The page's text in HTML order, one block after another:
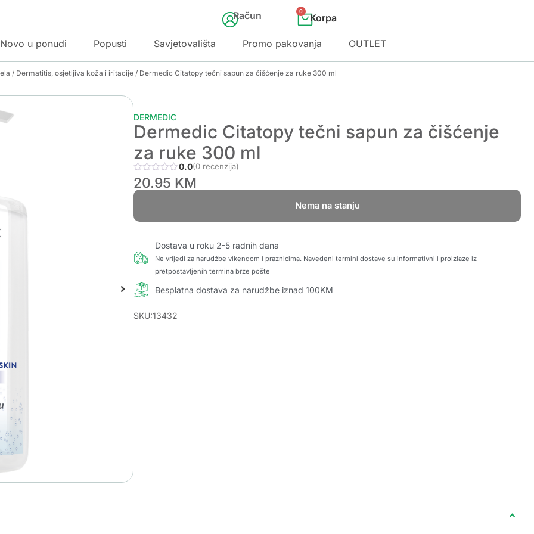
Račun 0
Novo u ponudi Popusti Savjetovališta Promo pakovanja OUTLET
/ Dermatitis, osjetljiva koža i iritacije / Dermedic Citatopy tečni sapun za čišćenje za ruke 300 ml
DERMEDIC
Dermedic Citatopy tečni sapun za čišćenje
za ruke 300 ml
0.0(0 recenzija)
20.95 KM
Nema na stanju
Dostava u roku 2-5 radnih dana
Ne vrijedi za narudžbe vikendom i praznicima. Navedeni termini dostave su informativni i proizlaze iz
pretpostavljenih termina brze pošte
Besplatna dostava za narudžbe iznad 100KM
SKU:13432